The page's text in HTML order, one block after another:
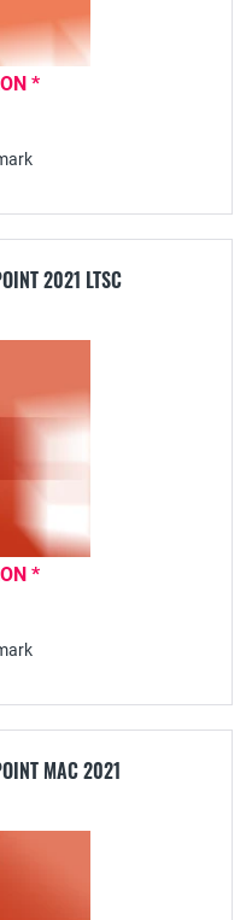
*
2021 LTSC
*
MAC 2021